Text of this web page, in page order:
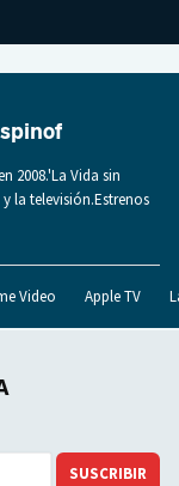
2008.'La Vida sin
la televisión.Estrenos
Video Apple TV
SUSCRIBIR